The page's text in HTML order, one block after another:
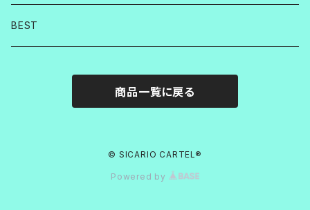
BEST
商品一覧に戻る
© SICARIO CARTEL®︎
Powered by